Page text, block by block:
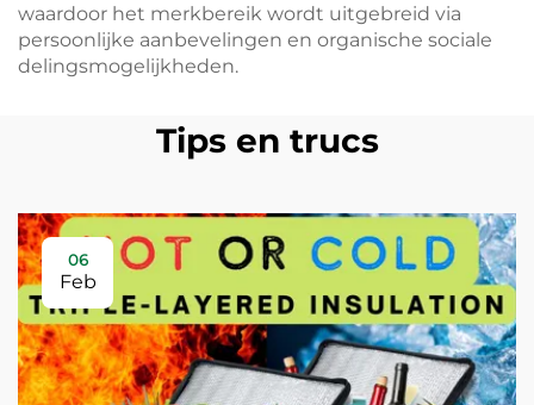
waardoor het merkbereik wordt uitgebreid via
persoonlijke aanbevelingen en organische sociale
delingsmogelijkheden.
Tips en trucs
06
Feb